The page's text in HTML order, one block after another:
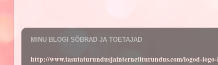
MINU BLOGI SÕBRAD JA TOETAJAD
http://www.tasutaturundusjainternetiturundus.com/logod-